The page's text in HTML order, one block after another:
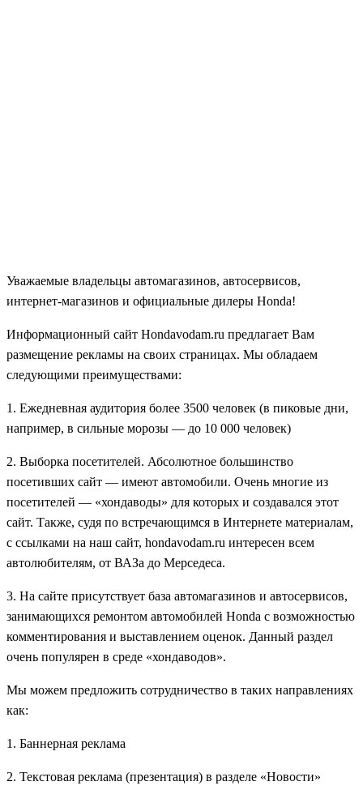
Уважаемые владельцы автомагазинов, автосервисов,
интернет-магазинов и официальные дилеры Honda!
Информационный сайт Hondavodam.ru предлагает Вам
размещение рекламы на своих страницах. Мы обладаем
следующими преимуществами:
1. Ежедневная аудитория более 3500 человек (в пиковые дни,
например, в сильные морозы — до 10 000 человек)
2. Выборка посетителей. Абсолютное большинство
посетивших сайт — имеют автомобили. Очень многие из
посетителей — «хондаводы» для которых и создавался этот
сайт. Также, судя по встречающимся в Интернете материалам,
с ссылками на наш сайт, hondavodam.ru интересен всем
автолюбителям, от ВАЗа до Мерседеса.
3. На сайте присутствует база автомагазинов и автосервисов,
занимающихся ремонтом автомобилей Honda с возможностью
комментирования и выставлением оценок. Данный раздел
очень популярен в среде «хондаводов».
Мы можем предложить сотрудничество в таких направлениях
как:
1. Баннерная реклама
2. Текстовая реклама (презентация) в разделе «Новости»